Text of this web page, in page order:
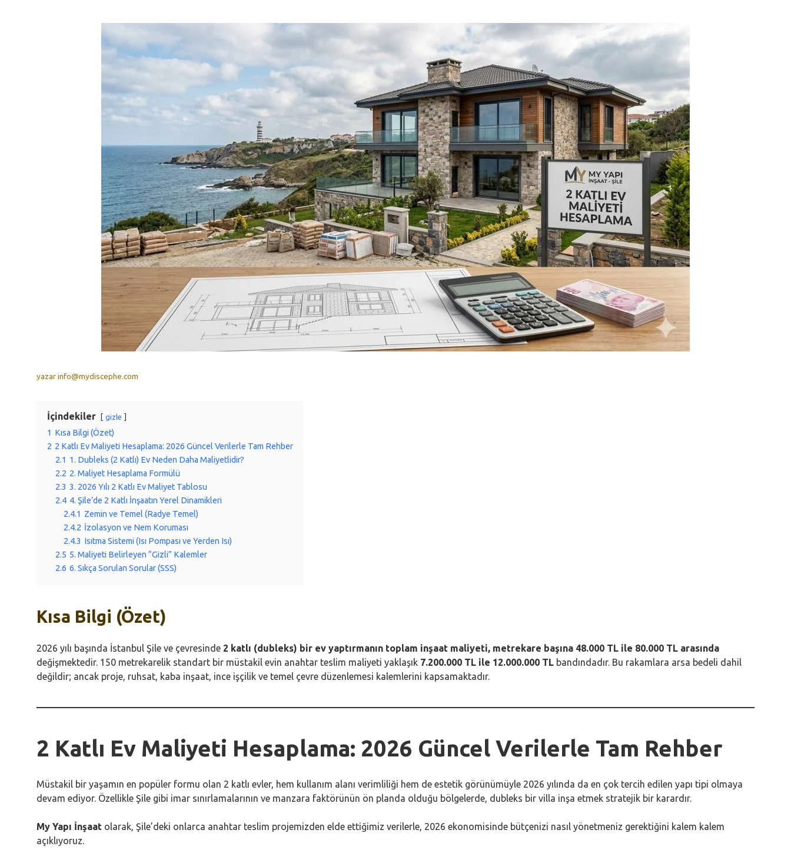
yazarinfo@mydiscephe.com
İçindekiler gizle
1 Kısa Bilgi (Özet)
2 2 Katlı Ev Maliyeti Hesaplama: 2026 Güncel Verilerle Tam Rehber
2.1 1. Dubleks (2 Katlı) Ev Neden Daha Maliyetlidir?
2.2 2. Maliyet Hesaplama Formülü
2.3 3. 2026 Yılı 2 Katlı Ev Maliyet Tablosu
2.4 4. Şile’de 2 Katlı İnşaatın Yerel Dinamikleri
2.4.1 Zemin ve Temel (Radye Temel)
2.4.2 İzolasyon ve Nem Koruması
2.4.3 Isıtma Sistemi (Isı Pompası ve Yerden Isı)
2.5 5. Maliyeti Belirleyen “Gizli” Kalemler
2.6 6. Sıkça Sorulan Sorular (SSS)
Kısa Bilgi (Özet)
2026 yılı başında İstanbul Şile ve çevresinde 2 katlı (dubleks) bir ev yaptırmanın toplam inşaat maliyeti, metrekare başına 48.000 TL ile 80.000 TL arasında
değişmektedir. 150 metrekarelik standart bir müstakil evin anahtar teslim maliyeti yaklaşık 7.200.000 TL ile 12.000.000 TL bandındadır. Bu rakamlara arsa bedeli dahil
değildir; ancak proje, ruhsat, kaba inşaat, ince işçilik ve temel çevre düzenlemesi kalemlerini kapsamaktadır.
2 Katlı Ev Maliyeti Hesaplama: 2026 Güncel Verilerle Tam Rehber
Müstakil bir yaşamın en popüler formu olan 2 katlı evler, hem kullanım alanı verimliliği hem de estetik görünümüyle 2026 yılında da en çok tercih edilen yapı tipi olmaya
devam ediyor. Özellikle Şile gibi imar sınırlamalarının ve manzara faktörünün ön planda olduğu bölgelerde, dubleks bir villa inşa etmek stratejik bir karardır.
My Yapı İnşaat olarak, Şile’deki onlarca anahtar teslim projemizden elde ettiğimiz verilerle, 2026 ekonomisinde bütçenizi nasıl yönetmeniz gerektiğini kalem kalem
açıklıyoruz.